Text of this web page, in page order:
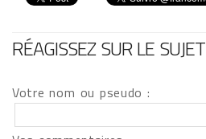
RÉAGISSEZ SUR LE SUJET
Votre nom ou pseudo :